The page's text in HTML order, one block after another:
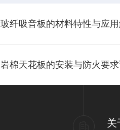
玻纤吸音板的材料特性与应
岩棉天花板的安装与防火要
关